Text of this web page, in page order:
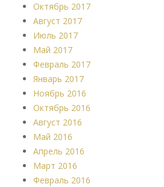
Октябрь 2017
Август 2017
Июль 2017
Май 2017
Февраль 2017
Январь 2017
Ноябрь 2016
Октябрь 2016
Август 2016
Май 2016
Апрель 2016
Март 2016
Февраль 2016